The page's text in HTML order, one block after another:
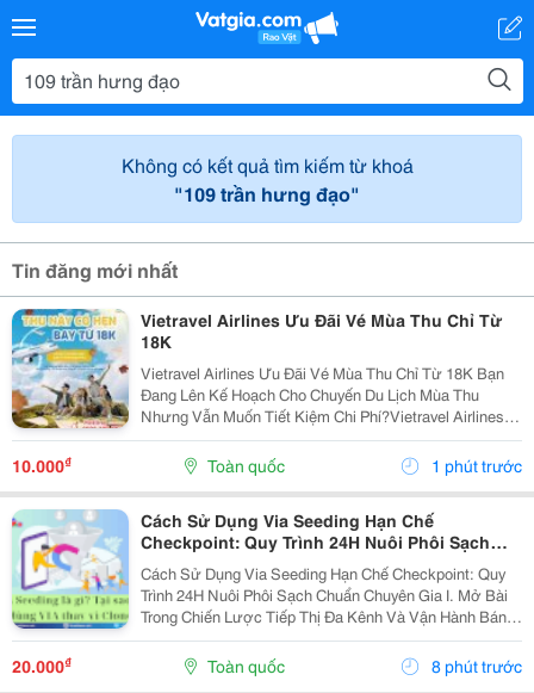
Không có kết quả tìm kiếm từ khoá
"109 trần hưng đạo"
Tin đăng mới nhất
Vietravel Airlines Ưu Đãi Vé Mùa Thu Chỉ Từ
18K
Vietravel Airlines Ưu Đãi Vé Mùa Thu Chỉ Từ 18K Bạn
Đang Lên Kế Hoạch Cho Chuyến Du Lịch Mùa Thu
Nhưng Vẫn Muốn Tiết Kiệm Chi Phí?Vietravel Airlines
Ưu Đãi Vé Mùa Thu Chỉ Từ 18K. Triển Khai Chương
Trình Khuyến Mại Hấp Dẫn &Ldquo;Thu Này Có Hẹn...
10.000₫ Toàn quốc 1 phút trước
Cách Sử Dụng Via Seeding Hạn Chế
Checkpoint: Quy Trình 24H Nuôi Phôi Sạch
Chuẩn Chuyên Gia
Cách Sử Dụng Via Seeding Hạn Chế Checkpoint: Quy
Trình 24H Nuôi Phôi Sạch Chuẩn Chuyên Gia I. Mở Bài
Trong Chiến Lược Tiếp Thị Đa Kênh Và Vận Hành Bán
Hàng Trên Nền Tảng Facebook Năm 2026, Seeding (Tạo
Hiệu Ứng Đám Đông) Là Yếu Tố Cốt Lõi Giúp...
20.000₫ Toàn quốc 8 phút trước